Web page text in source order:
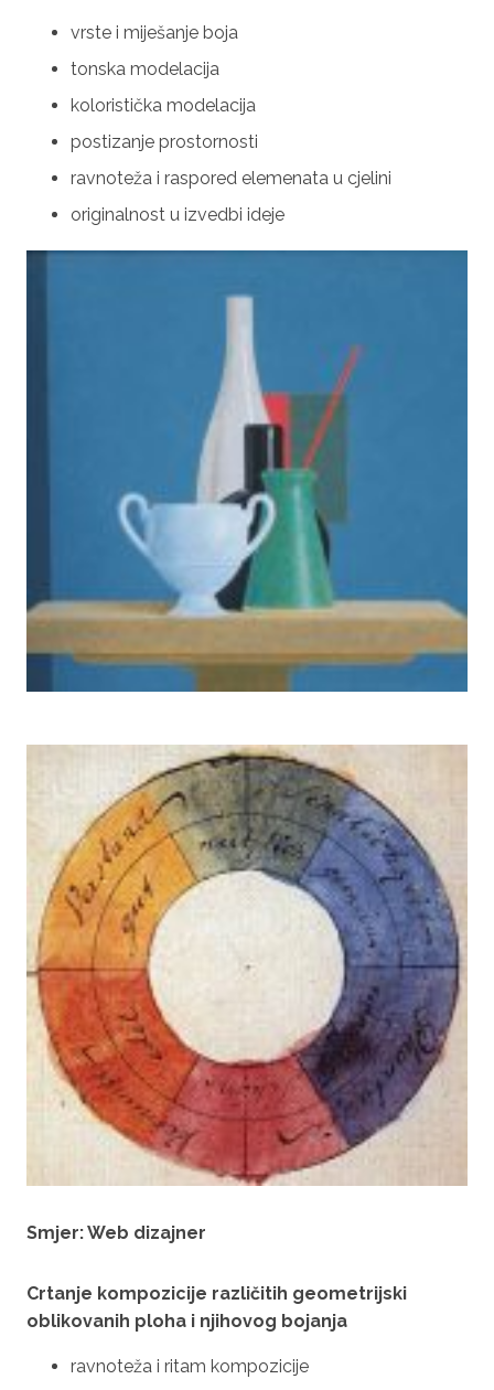
vrste i miješanje boja
tonska modelacija
koloristička modelacija
postizanje prostornosti
ravnoteža i raspored elemenata u cjelini
originalnost u izvedbi ideje
Smjer: Web dizajner
Crtanje kompozicije različitih geometrijski
oblikovanih ploha i njihovog bojanja
ravnoteža i ritam kompozicije